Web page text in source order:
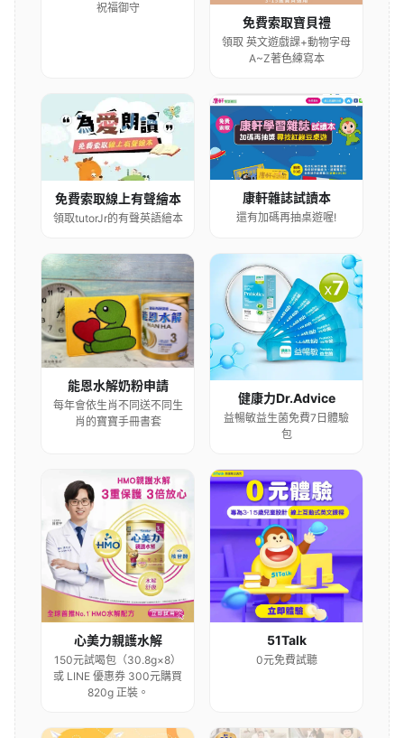
祝福御守
免費索取寶貝禮
領取 英文遊戲課+動物字母
A~Z著色練寫本
免費索取線上有聲繪本
領取tutorJr的有聲英語繪本
康軒雜誌試讀本
還有加碼再抽桌遊喔!
能恩水解奶粉申請
每年會依生肖不同送不同生
肖的寶寶手冊書套
健康力Dr.Advice
益暢敏益生菌免費7日體驗
包
心美力親護水解
150元試喝包（30.8g×8）
或 LINE 優惠券 300元購買
820g 正裝。
51Talk
0元免費試聽